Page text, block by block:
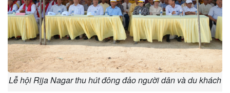
Lễ hội Rịja Nagar thu hút đông đảo người dân và du khách